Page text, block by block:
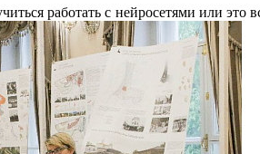
работать с нейросетями или это